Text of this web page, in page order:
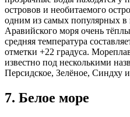
островов и необитаемого
одним из самых популярных в
Аравийского моря очень
средняя температура
отметки +22 градуса.
известно под несколькими
Персидское, Зелёное, Синдху
7. Белое море